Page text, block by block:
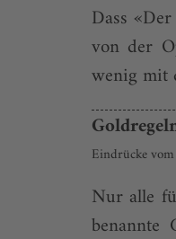
Dass
von der
wenig mit
Eindrücke
Nur alle
benannte